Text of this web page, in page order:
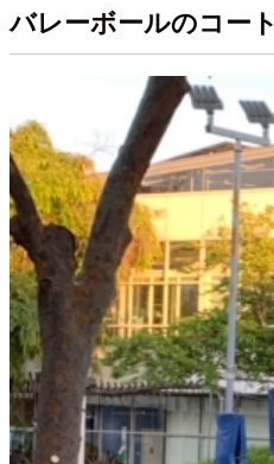
バレーボールのコート